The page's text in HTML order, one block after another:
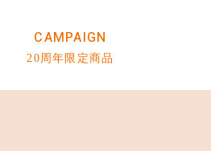
CAMPAIGN
20周年限定商品